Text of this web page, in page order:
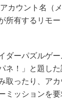
カウント名（
所有するリモ
ーパズルゲ
ネ！」と題し
取ったり、ア
ッションを要